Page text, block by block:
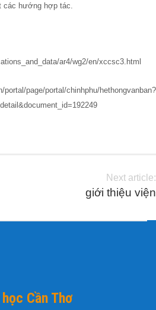
các hướng hợp tác.
ar4/wg2/en/xccsc3.html
page/portal/chinhphu/hethongvanban?
Next article:
giới thiệu viện
Cần Thơ